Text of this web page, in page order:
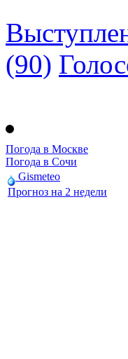
(90)
Погода в Москве
Погода в Сочи
Gismeteo
Прогноз на 2 недели